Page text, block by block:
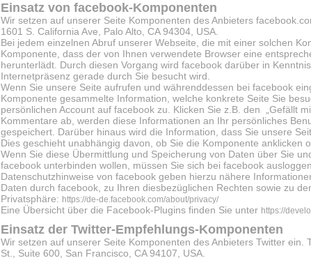
Einsatz von facebook-Komponenten
Wir setzen auf unserer Seite Komponenten des Anbieters
1601 S. California Ave, Palo Alto, CA 94304, USA.
Bei jedem einzelnen Abruf unserer Webseite, die mit einer solchen
Komponente, dass der von Ihnen verwendete Browser eine
herunterlädt. Durch diesen Vorgang wird facebook darüber in
Internetpräsenz gerade durch Sie besucht wird.
Wenn Sie unsere Seite aufrufen und währenddessen bei facebook
Komponente gesammelte Information, welche konkrete Seite Sie
persönlichen Account auf facebook zu. Klicken Sie z.B. den „Gefällt
Kommentare ab, werden diese Informationen an Ihr persönliches
gespeichert. Darüber hinaus wird die Information, dass Sie unsere
Dies geschieht unabhängig davon, ob Sie die Komponente anklicken
Wenn Sie diese Übermittlung und Speicherung von Daten über Sie
facebook unterbinden wollen, müssen Sie sich bei facebook
Datenschutzhinweise von facebook geben hierzu nähere
Daten durch facebook, zu Ihren diesbezüglichen Rechten sowie zu
Privatsphäre: https://de-de.facebook.com/about/privacy/
Eine Übersicht über die Facebook-Plugins finden Sie unter https://
Einsatz der Twitter-Empfehlungs-Komponenten
Wir setzen auf unserer Seite Komponenten des Anbieters Twitter ein.
St., Suite 600, San Francisco, CA 94107, USA.